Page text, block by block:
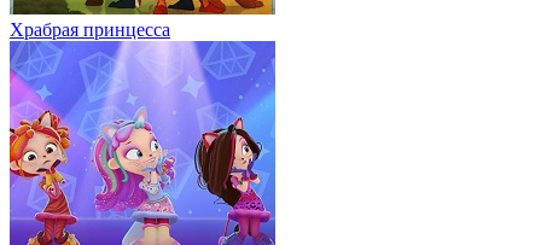
Храбрая принцесса